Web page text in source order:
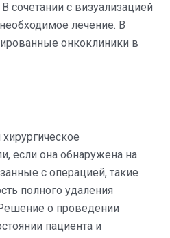
сочетании с визуализацией
лечение. В
онкоклиники в
если она обнаружена на
с операцией, такие
полного удаления
о проведении
пациента и